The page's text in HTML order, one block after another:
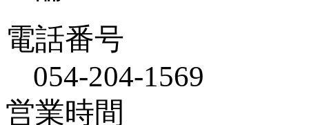
電話番号
054-204-1569
営業時間